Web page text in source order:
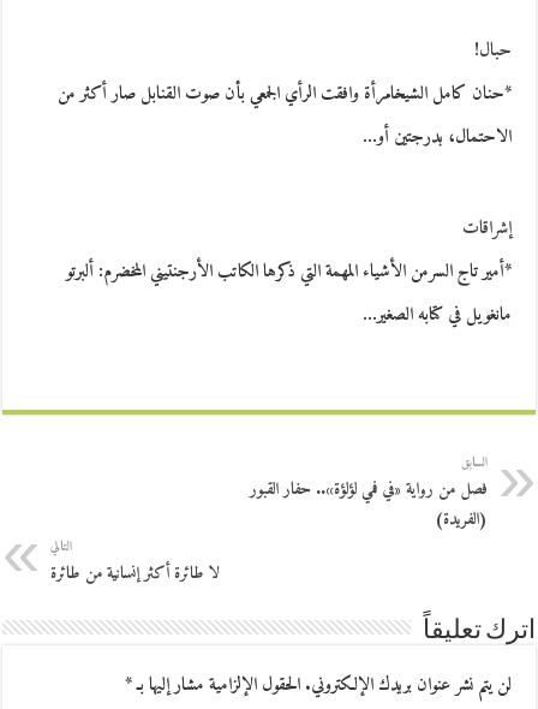
حبال!
*حنان كامل الشيخامرأة وافقت الرأي الجمعي بأن صوت القنابل صار أكثر من
الاحتمال، بدرجتين أو…
إشراقات
*أمير تاج السرمن الأشياء المهمة التي ذكرها الكاتب الأرجنتيني المخضرم: ألبرتو
مانغويل في كتابه الصغير…
السابق
فصل من رواية «في فمي لؤلؤة».. حفار القبور
(الفريدة)
التالي
لا طائرة أكثر إنسانية من طائرة
اترك تعليقاً
لن يتم نشر عنوان بريدك الإلكتروني.الحقول الإلزامية مشار إليها بـ*